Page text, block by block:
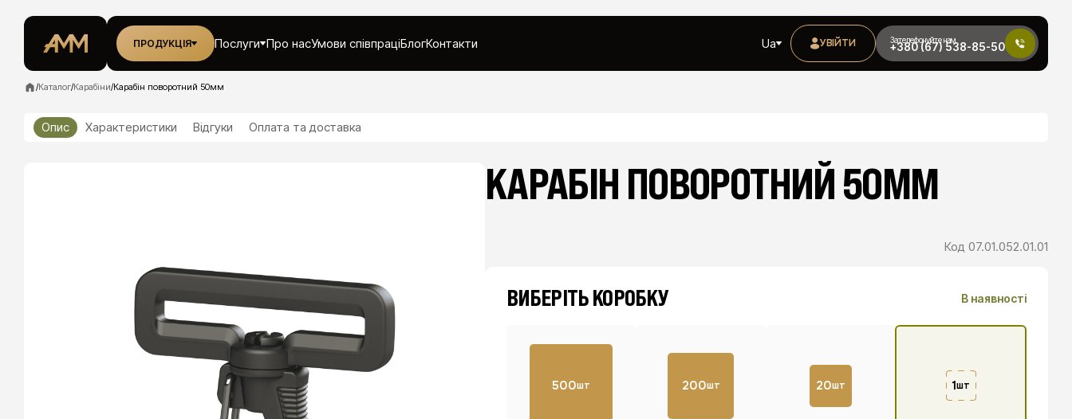
ПРОДУКЦІЯ Послуги Про насУмови співпраціБлогКонтакти Ua УВІЙТИ Зателефонуйте нам
+380 (67) 538-85-50
/Каталог/Карабіни/Карабін поворотний 50мм
Опис Характеристики Відгуки Оплата та доставка
КАРАБІН ПОВОРОТНИЙ 50ММ
Код 07.01.052.01.01
ВИБЕРІТЬ КОРОБКУ В наявності
500шт 200шт 20шт 1шт